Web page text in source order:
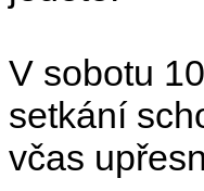
V sobotu
setkání
včas